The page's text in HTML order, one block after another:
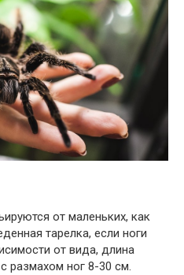
от маленьких, как
тарелка, если ноги
от вида, длина
размахом ног 8-30 см.